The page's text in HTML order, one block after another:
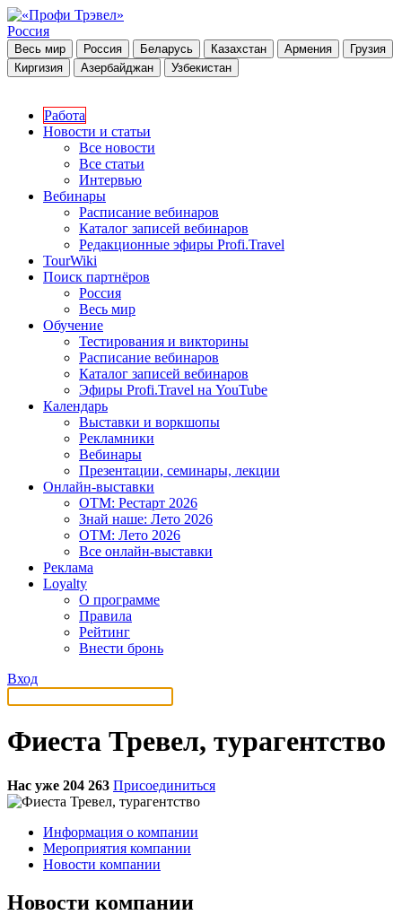
Россия
Весь мир Россия Беларусь Казахстан Армения
Грузия
Киргизия
Азербайджан Узбекистан
Работа
Новости и статьи
Все новости
Все статьи
Интервью
Вебинары
Расписание вебинаров
Каталог записей вебинаров
Редакционные эфиры Profi.Travel
TourWiki
Поиск партнёров
Россия
Весь мир
Обучение
Тестирования и викторины
Расписание вебинаров
Каталог записей вебинаров
Эфиры Profi.Travel на YouTube
Календарь
Выставки и воркшопы
Рекламники
Вебинары
Презентации, семинары, лекции
Онлайн-выставки
OTM: Рестарт 2026
Знай наше: Лето 2026
OTM: Лето 2026
Все онлайн-выставки
Реклама
Loyalty
О программе
Правила
Рейтинг
Внести бронь
Вход
Фиеста Тревел, турагентство
Нас уже 204 263 Присоединиться
Информация о компании
Мероприятия компании
Новости компании
Новости компании